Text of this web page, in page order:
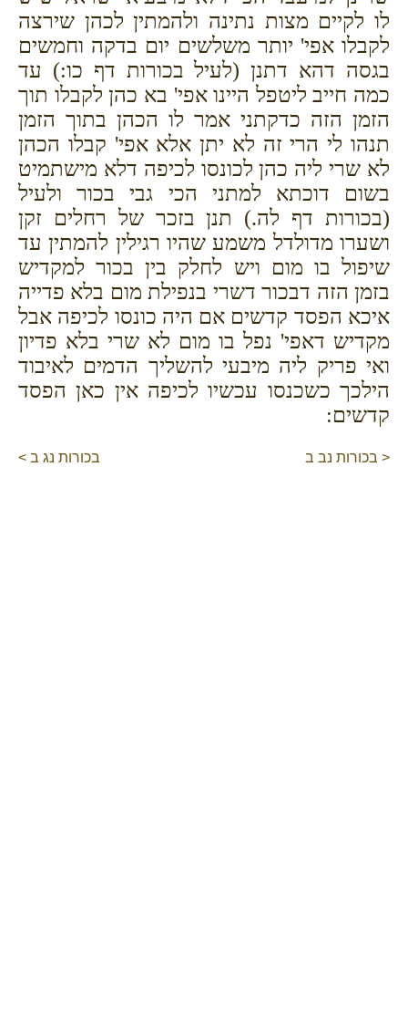
לו לקיים מצות נתינה ולהמתין לכהן שירצה
לקבלו אפי' יותר משלשים יום בדקה וחמשים
בגסה דהא דתנן (לעיל בכורות דף כו:) עד
כמה חייב ליטפל היינו אפי' בא כהן לקבלו תוך
הזמן הזה כדקתני אמר לו הכהן בתוך הזמן
תנהו לי הרי זה לא יתן אלא אפי' קבלו הכהן
לא שרי ליה כהן לכונסו לכיפה דלא מישתמיט
בשום דוכתא למתני הכי גבי בכור ולעיל
(בכורות דף לה.) תנן בזכר של רחלים זקן
ושערו מדולדל משמע שהיו רגילין להמתין עד
שיפול בו מום ויש לחלק בין בכור למקדיש
בזמן הזה דבכור דשרי בנפילת מום בלא פדייה
איכא הפסד קדשים אם היה כונסו לכיפה אבל
מקדיש דאפי' נפל בו מום לא שרי בלא פדיון
ואי פריק ליה מיבעי להשליך הדמים לאיבוד
הילכך כשכנסו עכשיו לכיפה אין כאן הפסד
קדשים:
< בכורות נב ב בכורות נג ב >